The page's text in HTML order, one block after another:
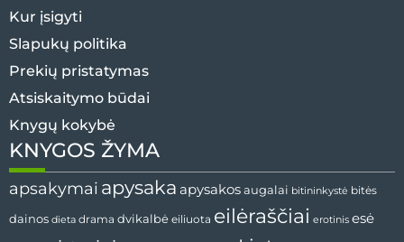
Kur įsigyti
Slapukų politika
Prekių pristatymas
Atsiskaitymo būdai
Knygų kokybė
KNYGOS ŽYMA
apsakymai apysaka apysakos augalai bitininkystė bitės
dainos dieta drama dvikalbė eiliuota eilėraščiai erotinis esė